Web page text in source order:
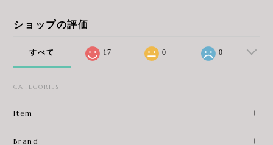
ショップの評価
すべて 17 0 0
CATEGORIES
Item
Brand